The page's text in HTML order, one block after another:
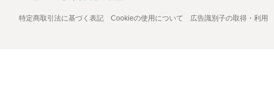
特定商取引法に基づく表記 Cookieの使用について 広告識別子の取得・利用